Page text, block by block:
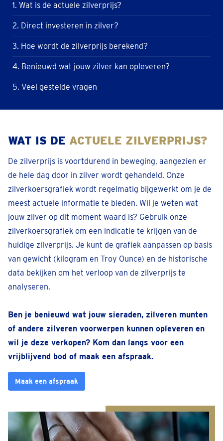
1. Wat is de actuele zilverprijs?
2. Direct investeren in zilver?
3. Hoe wordt de zilverprijs berekend?
4. Benieuwd wat jouw zilver kan opleveren?
5. Veel gestelde vragen
WAT IS DE ACTUELE ZILVERPRIJS?
De zilverprijs is voortdurend in beweging, aangezien er
de hele dag door in zilver wordt gehandeld. Onze
zilverkoersgrafiek wordt regelmatig bijgewerkt om je de
meest actuele informatie te bieden. Wil je weten wat
jouw zilver op dit moment waard is? Gebruik onze
zilverkoersgrafiek om een indicatie te krijgen van de
huidige zilverprijs. Je kunt de grafiek aanpassen op basis
van gewicht (kilogram en Troy Ounce) en de historische
data bekijken om het verloop van de zilverprijs te
analyseren.
Ben je benieuwd wat jouw sieraden, zilveren munten
of andere zilveren voorwerpen kunnen opleveren en
wil je deze verkopen? Kom dan langs voor een
vrijblijvend bod of maak een afspraak.
Maak een afspraak